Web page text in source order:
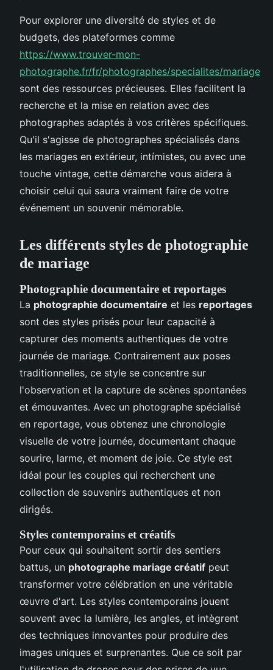
Pour explorer une diversité de styles et de
budgets, des plateformes comme
https://www.trouver-mon-
photographe.fr/fr/photographes/specialites/mariage
sont des ressources précieuses. Elles facilitent la
recherche et la mise en relation avec des
photographes adaptés à vos critères spécifiques.
Qu'il s'agisse de photographes spécialisés dans
les mariages en extérieur, intímistes, ou avec une
touche vintage, cette démarche vous aidera à
choisir celui qui saura vraiment faire de votre
événement un souvenir mémorable.
Les différents styles de photographie
de mariage
Photographie documentaire et reportages
La photographie documentaire et les reportages
sont des styles prisés pour leur capacité à
capturer des moments authentiques de votre
journée de mariage. Contrairement aux poses
traditionnelles, ce style se concentre sur
l'observation et la capture de scènes spontanées
et émouvantes. Avec un photographe spécialisé
en reportage, vous obtenez une chronologie
visuelle de votre journée, documentant chaque
sourire, larme, et moment de joie. Ce style est
idéal pour les couples qui recherchent une
collection de souvenirs authentiques et non
dirigés.
Styles contemporains et créatifs
Pour ceux qui souhaitent sortir des sentiers
battus, un photographe mariage créatif peut
transformer votre célébration en une véritable
œuvre d'art. Les styles contemporains jouent
souvent avec la lumière, les angles, et intègrent
des techniques innovantes pour produire des
images uniques et surprenantes. Que ce soit par